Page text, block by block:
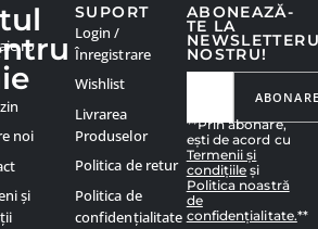
ABONEAZĂ-
TE LA
NOSTRU!
**Prin abonare,
ești de acord cu
Termenii și
condițiile și
Politica noastră
de
confidențialitate.**
noi
și
SUPORT
Login /
Înregistrare
Wishlist
Livrarea
Produselor
Politica de retur
Politica de
confidențialitate